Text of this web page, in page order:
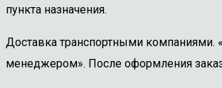
пункта назначения.
Доставка транспортными компаниями.
менеджером». После оформления